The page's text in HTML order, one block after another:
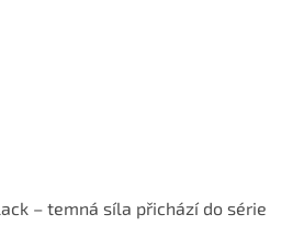
– temná síla přichází do série